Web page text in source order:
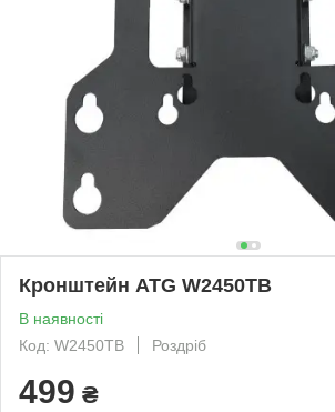
Кронштейн ATG W2450TB
В наявності
Код: W2450TB
Роздріб
499 ₴